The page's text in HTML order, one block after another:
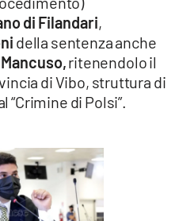
di Filandari,
della sentenza anche
ritenendolo il
di Vibo, struttura di
di Polsi”.